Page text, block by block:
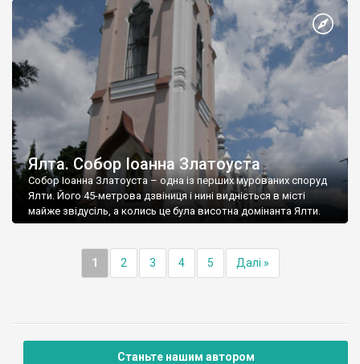
Ялта. Собор Іоанна Златоуста
Собор Іоанна Златоуста – одна із перших мурованих споруд
Ялти. Його 45-метрова дзвіниця і нині видніється в місті
майже звідусіль, а колись це була висотна домінанта Ялти.
1 2 3 4 5 Далі »
Станьте нашим автором